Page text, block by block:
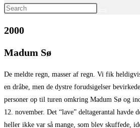
Search
website
2000
Madum Sø
De meldte regn, masser af regn. Vi fik
en dråbe, men de dystre forudsigelser
personer op til turen omkring Madum Sø og
12. november. Det “lave” deltagerantal havde
heller ikke var så mange, som blev skuffede,